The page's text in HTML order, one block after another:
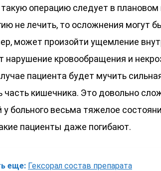
операцию следует в плановом
не лечить, то осложнения могут
может произойти ущемление
нарушение кровообращения и
пациента будет мучить
часть кишечника. Это довольно
у больного весьма тяжелое
пациенты даже погибают.
еще: Гексорал состав препарата